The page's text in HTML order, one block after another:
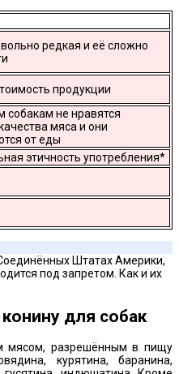
редкая и её сложно
продукции
собакам не нравятся
мяса и они
от еды
этичность употребления*
Штатах Америки,
под запретом. Как и их
для собак
мясом, разрешённым в пищу
курятина, баранина,